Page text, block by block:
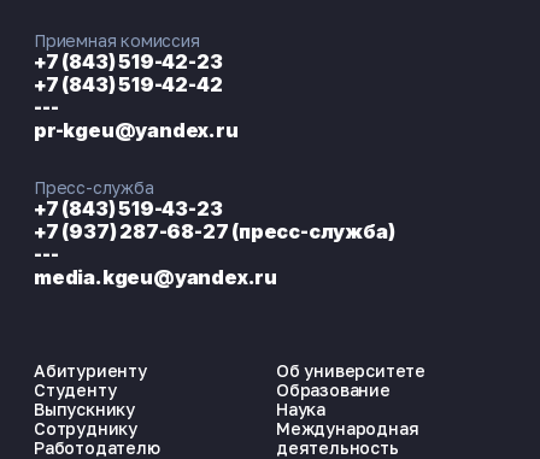
Абитуриенту
Студенту
Выпускнику
Сотруднику
Работодателю
Об университете
Образование
Наука
Международная
деятельность
Приемная комиссия
+7 (843) 519-42-23
+7 (843) 519-42-42
---
pr-kgeu@yandex.ru
Пресс-служба
+7 (843) 519-43-23
+7 (937) 287-68-27 (пресс-служба)
---
media.kgeu@yandex.ru